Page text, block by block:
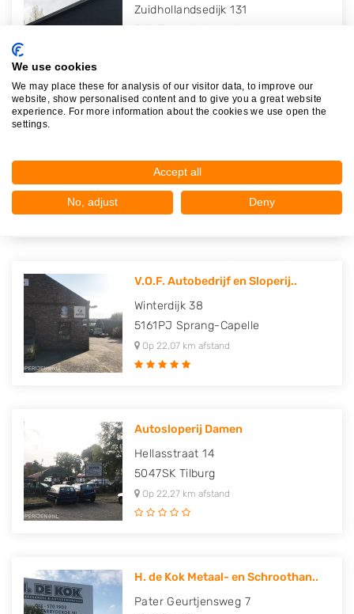
Zuidhollandsedijk 131
5171TL
Kaatsheuvel
Zuidhollandsedijk 135
5171TL Kaatsheuvel
V.O.F. Autobedrijf en Sloperij..
Winterdijk 38
5161PJ Sprang-Capelle
Op 22,07 km afstand
Autosloperij Damen
Hellasstraat 14
5047SK Tilburg
Op 22,27 km afstand
H. de Kok Metaal- en Schroothan..
Pater Geurtjensweg 7
We use cookies
We may place these for analysis of our visitor data, to improve our
website, show personalised content and to give you a great website
experience. For more information about the cookies we use open the
settings.
Accept all
No, adjust Deny